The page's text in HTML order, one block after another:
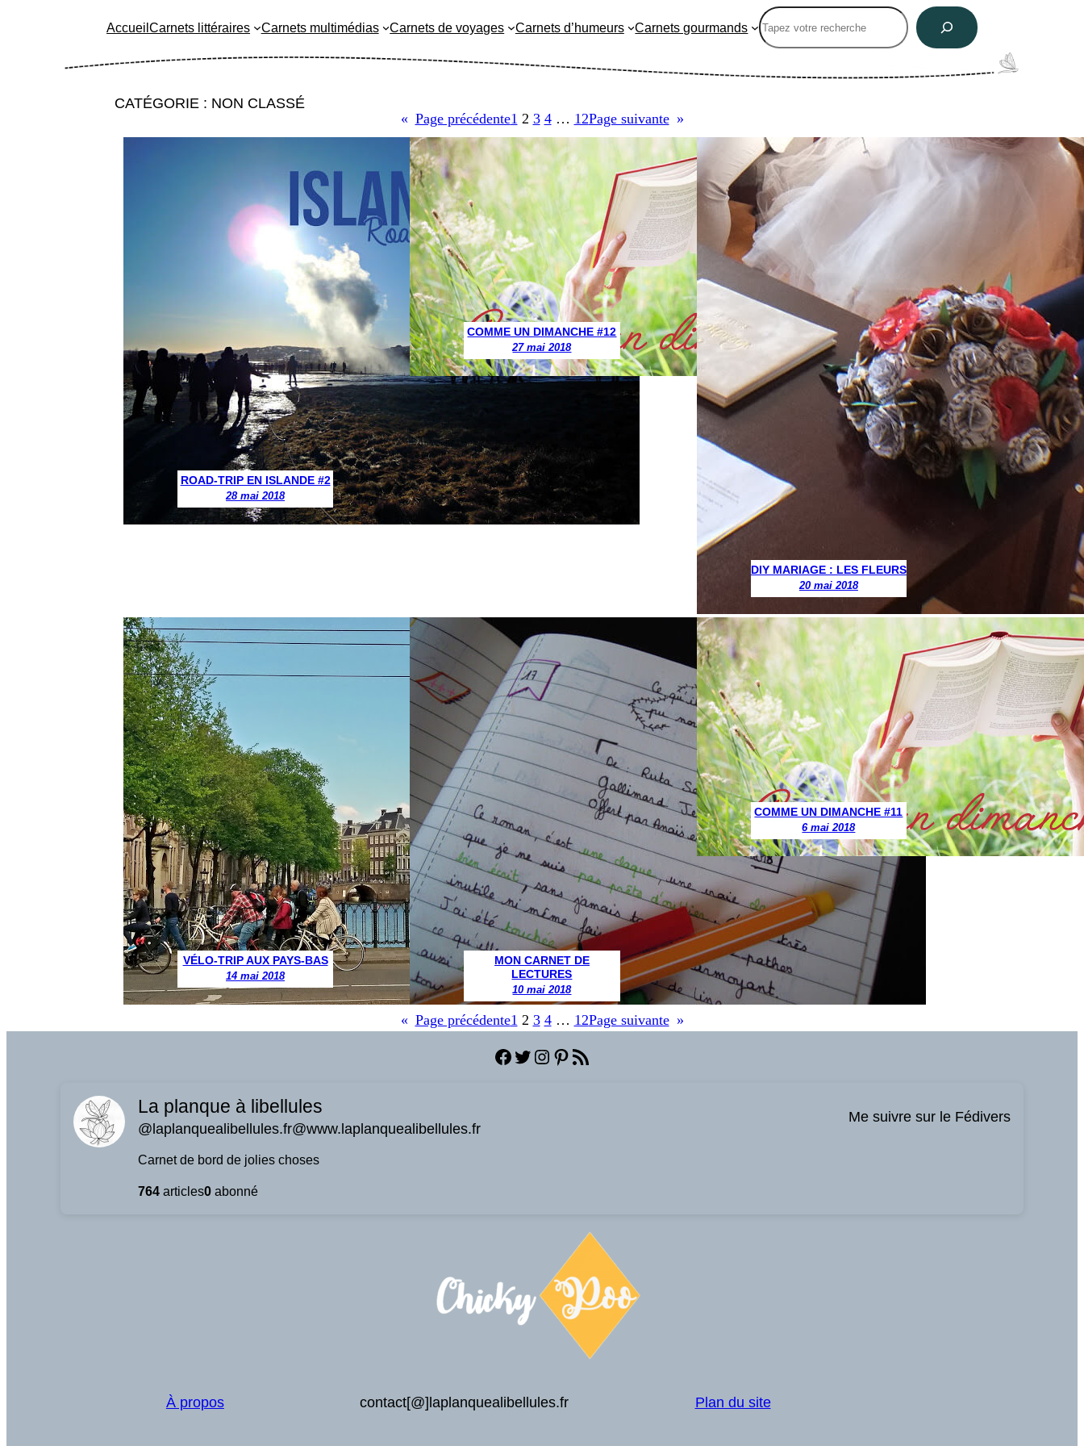
AccueilCarnets littéraires Carnets multimédias Carnets de voyages Carnets d’humeurs Carnets gourmands
Rechercher
CATÉGORIE : NON CLASSÉ
« Page précédente1 2 3 4 … 12Page suivante »
ROAD-TRIP EN ISLANDE #2
28 mai 2018
COMME UN DIMANCHE #12
27 mai 2018
DIY MARIAGE : LES FLEURS
20 mai 2018
VÉLO-TRIP AUX PAYS-BAS
14 mai 2018
MON CARNET DE
LECTURES
10 mai 2018
COMME UN DIMANCHE #11
6 mai 2018
« Page précédente1 2 3 4 … 12Page suivante »
Facebook
Twitter
Instagram
Pinterest
Flux RSS
La planque à libellules
@laplanquealibellules.fr@www.laplanquealibellules.fr
Me suivre sur le Fédivers
Carnet de bord de jolies choses
764 articles0 abonné
À propos contact[@]laplanquealibellules.fr Plan du site